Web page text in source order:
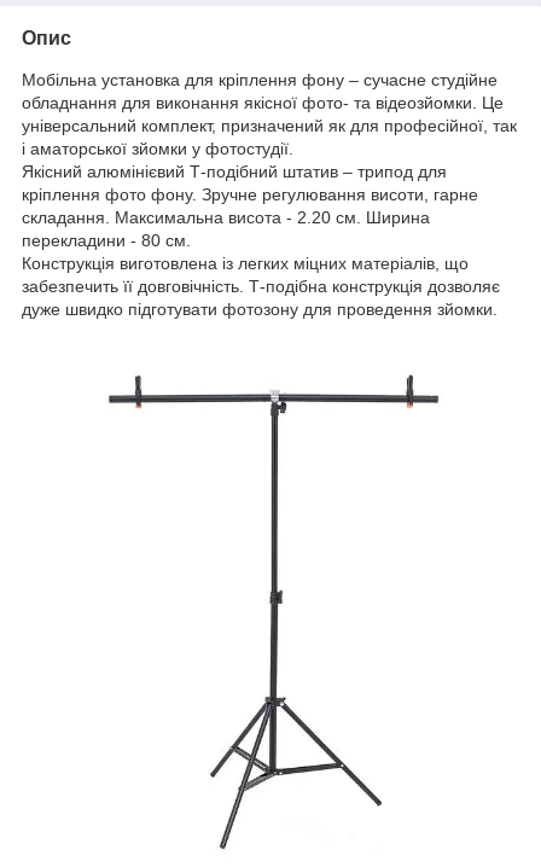
Опис
Мобільна установка для кріплення фону – сучасне студійне
обладнання для виконання якісної фото- та відеозйомки. Це
універсальний комплект, призначений як для професійної, так
і аматорської зйомки у фотостудії.
Якісний алюмінієвий Т-подібний штатив – трипод для
кріплення фото фону. Зручне регулювання висоти, гарне
складання. Максимальна висота - 2.20 см. Ширина
перекладини - 80 см.
Конструкція виготовлена із легких міцних матеріалів, що
забезпечить її довговічність. Т-подібна конструкція дозволяє
дуже швидко підготувати фотозону для проведення зйомки.